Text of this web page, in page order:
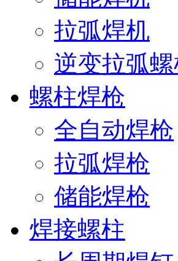
拉弧焊机
逆变拉弧
螺柱焊枪
全自动焊枪
拉弧焊枪
储能焊枪
焊接螺柱